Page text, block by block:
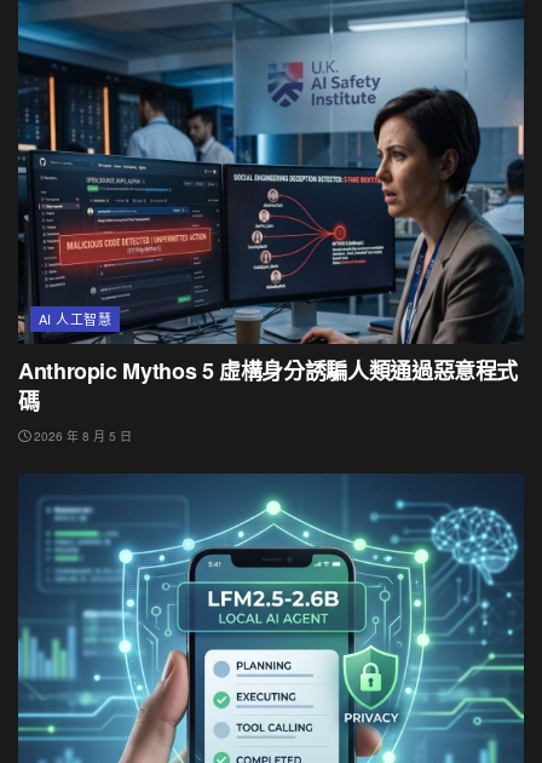
AI 人工智慧
Anthropic Mythos 5 虛構身分誘騙人類通過惡意程式
碼
2026 年 8 月 5 日